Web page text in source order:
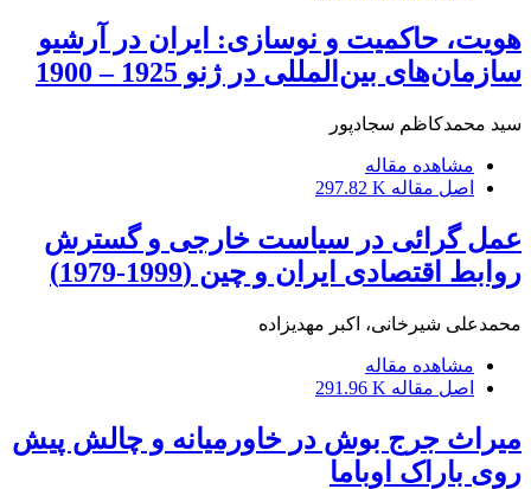
هویت، حاکمیت و نوسازی: ایران در آرشیو
سازمان‌های بین‌المللی در ژنو 1925 – 1900
سید محمدکاظم سجادپور
مشاهده مقاله
اصل مقاله 297.82 K
عمل گرائی در سیاست خارجی و گسترش
روابط اقتصادی ایران و چین (1999-1979)
محمدعلی شیرخانی، اکبر مهدیزاده
مشاهده مقاله
اصل مقاله 291.96 K
میراث جرج بوش در خاورمیانه و چالش پیش
روی باراک اوباما